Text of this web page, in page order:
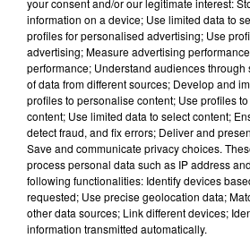
Toute l'actu
12h23
Les dernières
pape à Metz en
5 août 2026
Europa-Park :
l’après Euro-Mir
information on a device; Use limited data to
profiles for personalised advertising; Use
advertising; Measure advertising
performance; Understand audiences through
of data from different sources; Develop and
profiles to personalise content; Use profiles
content; Use limited data to select content;
detect fraud, and fix errors; Deliver and
Save and communicate privacy choices.
process personal data such as IP address
following functionalities: Identify devices
requested; Use precise geolocation data;
other data sources; Link different devices;
information transmitted automatically.